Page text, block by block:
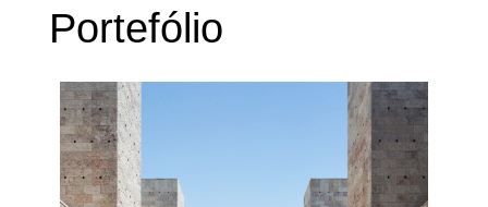
Portefólio